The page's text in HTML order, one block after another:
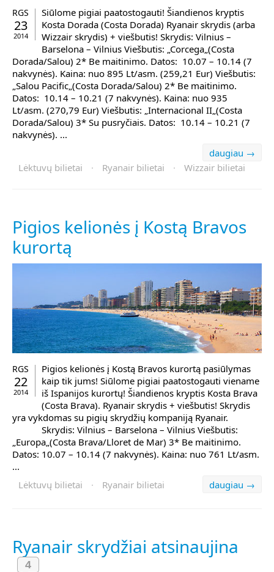
RGS
23
2014
Siūlome pigiai paatostogauti! Šiandienos kryptis
Kosta Dorada (Costa Dorada) Ryanair skrydis (arba
Wizzair skrydis) + viešbutis! Skrydis: Vilnius –
Barselona – Vilnius Viešbutis: „Corcega„(Costa
Dorada/Salou) 2* Be maitinimo. Datos: 10.07 – 10.14 (7
nakvynės). Kaina: nuo 895 Lt/asm. (259,21 Eur) Viešbutis:
„Salou Pacific„(Costa Dorada/Salou) 2* Be maitinimo.
Datos: 10.14 – 10.21 (7 nakvynės). Kaina: nuo 935
Lt/asm. (270,79 Eur) Viešbutis: „Internacional II„(Costa
Dorada/Salou) 3* Su pusryčiais. Datos: 10.14 – 10.21 (7
nakvynės). ...
daugiau →
Lėktuvų bilietai
· Ryanair bilietai · Wizzair bilietai
Pigios kelionės į Kostą Bravos
kurortą
RGS
22
2014
Pigios kelionės į Kostą Bravos kurortą pasiūlymas
kaip tik jums! Siūlome pigiai paatostogauti viename
iš Ispanijos kurortų! Šiandienos kryptis Kosta Brava
(Costa Brava). Ryanair skrydis + viešbutis! Skrydis
yra vykdomas su pigių skrydžių kompaniją Ryanair.
Skrydis: Vilnius – Barselona – Vilnius Viešbutis:
„Europa„(Costa Brava/Lloret de Mar) 3* Be maitinimo.
Datos: 10.07 – 10.14 (7 nakvynės). Kaina: nuo 761 Lt/asm.
...
daugiau →
Lėktuvų bilietai · Ryanair bilietai
Ryanair skrydžiai atsinaujina
4